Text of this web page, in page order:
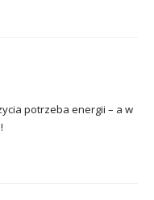
potrzeba energii – a w